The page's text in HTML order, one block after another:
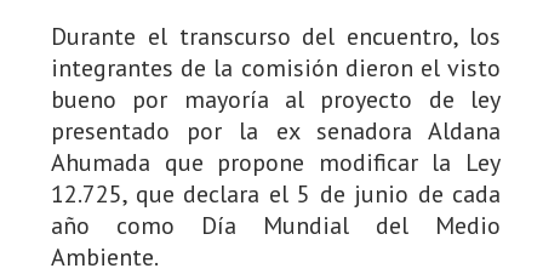
Durante el transcurso del encuentro, los
integrantes de la comisión dieron el visto
bueno por mayoría al proyecto de ley
presentado por la ex senadora Aldana
Ahumada que propone modificar la Ley
12.725, que declara el 5 de junio de cada
año como Día Mundial del Medio
Ambiente.